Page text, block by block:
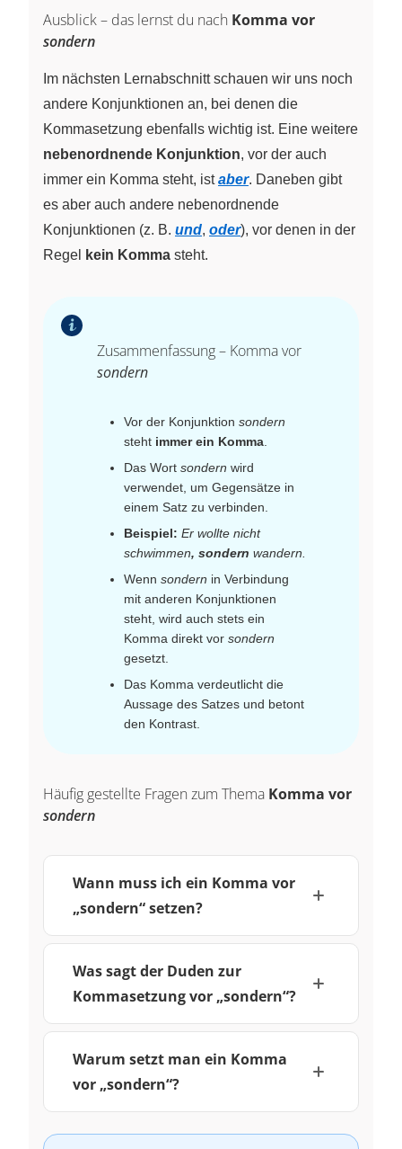
Ausblick – das lernst du nach Komma vor
sondern
Im nächsten Lernabschnitt schauen wir uns noch
andere Konjunktionen an, bei denen die
Kommasetzung ebenfalls wichtig ist. Eine weitere
nebenordnende Konjunktion, vor der auch
immer ein Komma steht, istaber. Daneben gibt
es aber auch andere nebenordnende
Konjunktionen (z. B. und, oder), vor denen in der
Regel
kein Komma steht.
Zusammenfassung – Komma vor
sondern
Vor der Konjunktion sondern
steht immer ein Komma
Das Wort sondern wird
verwendet, um Gegensätze in
einem Satz zu verbinden.
Beispiel: Er wollte nicht
schwimmen, sondern wandern.
Wenn sondern in Verbindung
mit anderen Konjunktionen
steht, wird auch stets ein
Komma direkt vor sondern
gesetzt.
Das Komma verdeutlicht die
Aussage des Satzes und betont
den Kontrast.
Häufig gestellte Fragen zum Thema Komma vor
sondern
Wann muss ich ein Komma vor
„sondern“ setzen?
Was sagt der Duden zur
Kommasetzung vor „sondern“?
Warum setzt man ein Komma
vor „sondern“?